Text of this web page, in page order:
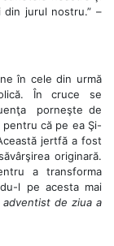
jurul nostru.” –
în cele din urmă
În cruce se
porneşte de
că pe ea Şi-
jertfă a fost
originară.
a transforma
l pe acesta mai
adventist de ziua a